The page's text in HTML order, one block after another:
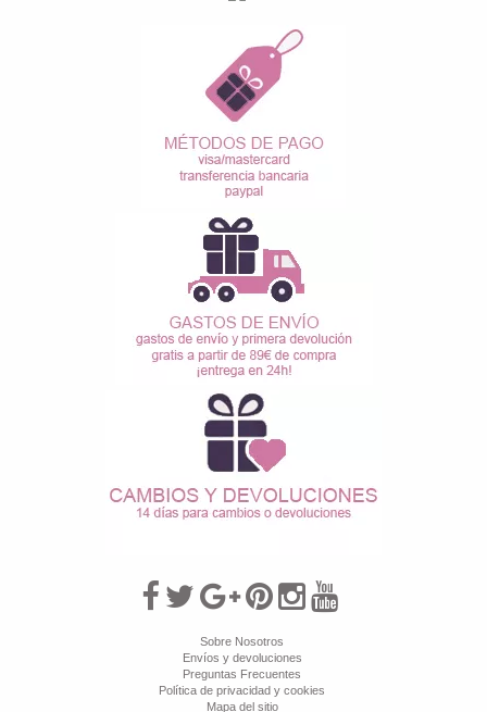
Sobre Nosotros
Envíos y devoluciones
Preguntas Frecuentes
Política de privacidad y cookies
Mapa del sitio